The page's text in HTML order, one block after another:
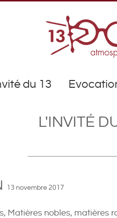
du 13
L'INVITÉ
13 novembre 2017
Matières nobles, matières